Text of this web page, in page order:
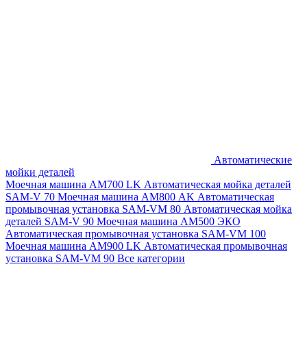
Автоматические
мойки деталей
Моечная машина AM700 LK Автоматическая мойка деталей
SAM-V 70 Моечная машина АМ800 AK Автоматическая
промывочная установка SAM-VM 80 Автоматическая мойка
деталей SAM-V 90 Моечная машина АМ500 ЭКО
Автоматическая промывочная установка SAM-VM 100
Моечная машина AM900 LK Автоматическая промывочная
установка SAM-VM 90 Все категории